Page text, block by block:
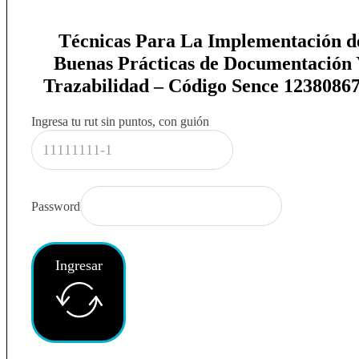
Técnicas Para La Implementación
Buenas Prácticas de Documentación
Trazabilidad – Código Sence
Ingresa tu rut sin puntos, con guión
Password
Ingresar